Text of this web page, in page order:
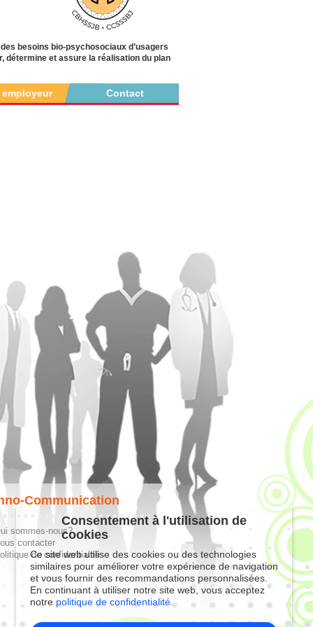
besoins bio-psychosociaux d’usagers
détermine et assure la réalisation du plan
employeur Contact
Communication
sommes-nous?
contacter
de confidentialité
Consentement à l'utilisation de
cookies
Ce site web utilise des cookies ou des technologies
similaires pour améliorer votre expérience de navigation
et vous fournir des recommandations personnalisées.
En continuant à utiliser notre site web, vous acceptez
notre politique de confidentialité.